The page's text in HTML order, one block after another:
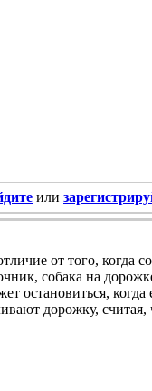
или
от того, когда
собака на
когда
дорожку,